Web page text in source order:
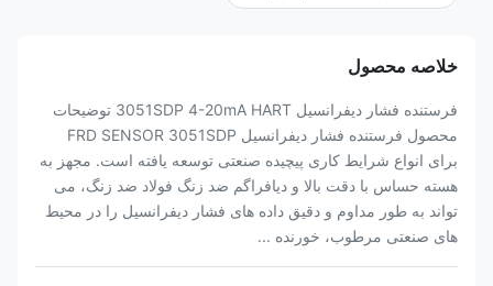
خلاصه محصول
فرستنده فشار دیفرانسیل 3051SDP 4-20mA HART توضیحات
محصول فرستنده فشار دیفرانسیل FRD SENSOR 3051SDP
برای انواع شرایط کاری پیچیده صنعتی توسعه یافته است. مجهز به
هسته حساس با دقت بالا و دیافراگم ضد زنگ فولاد ضد زنگ، می
تواند به طور مداوم و دقیق داده های فشار دیفرانسیل را در محیط
های صنعتی مرطوب، خورنده ...